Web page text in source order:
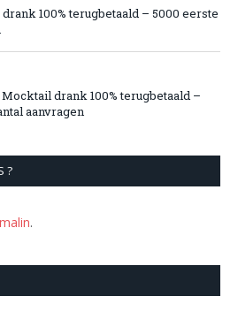
100% terugbetaald – 5000 eerste
Mocktail drank 100% terugbetaald –
aanvragen
?
.